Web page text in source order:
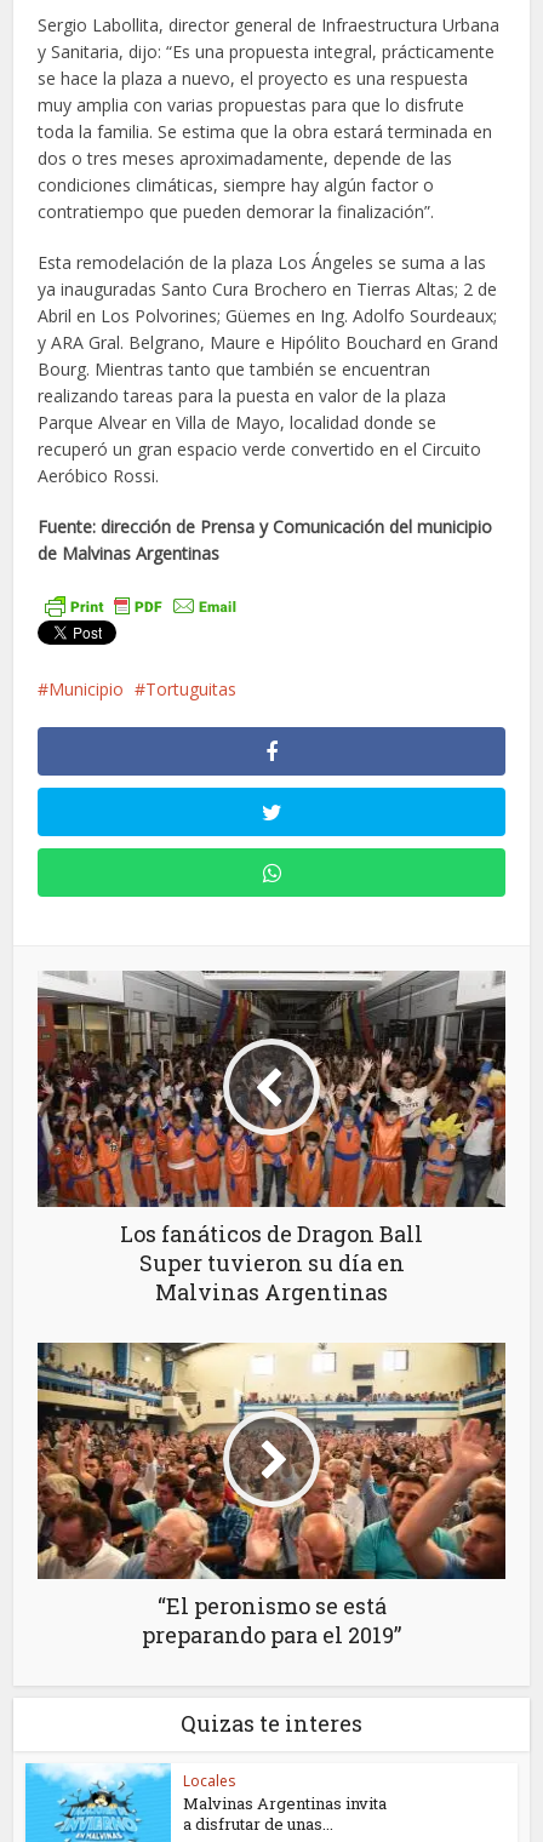
Sergio Labollita, director general de Infraestructura Urbana
y Sanitaria, dijo: “Es una propuesta integral, prácticamente
se hace la plaza a nuevo, el proyecto es una respuesta
muy amplia con varias propuestas para que lo disfrute
toda la familia. Se estima que la obra estará terminada en
dos o tres meses aproximadamente, depende de las
condiciones climáticas, siempre hay algún factor o
contratiempo que pueden demorar la finalización”.
Esta remodelación de la plaza Los Ángeles se suma a las
ya inauguradas Santo Cura Brochero en Tierras Altas; 2 de
Abril en Los Polvorines; Güemes en Ing. Adolfo Sourdeaux;
y ARA Gral. Belgrano, Maure e Hipólito Bouchard en Grand
Bourg. Mientras tanto que también se encuentran
realizando tareas para la puesta en valor de la plaza
Parque Alvear en Villa de Mayo, localidad donde se
recuperó un gran espacio verde convertido en el Circuito
Aeróbico Rossi.
Fuente: dirección de Prensa y Comunicación del municipio
de Malvinas Argentinas
Municipio Tortuguitas
Los fanáticos de Dragon Ball
Super tuvieron su día en
Malvinas Argentinas
“El peronismo se está
preparando para el 2019”
Quizas te interes
Locales
Malvinas Argentinas invita
a disfrutar de unas...